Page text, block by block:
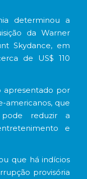
determinou a
da Warner
Skydance, em
de US$ 110
apresentado por
americanos, que
reduzir a
e
que há indícios
provisória